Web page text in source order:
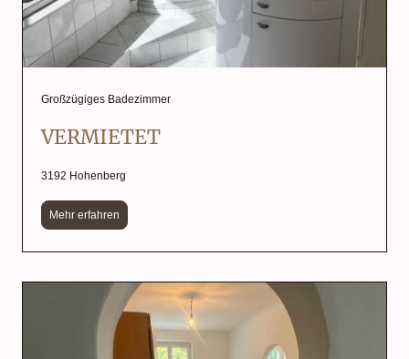
Großzügiges Badezimmer
VERMIETET
3192 Hohenberg
Mehr erfahren